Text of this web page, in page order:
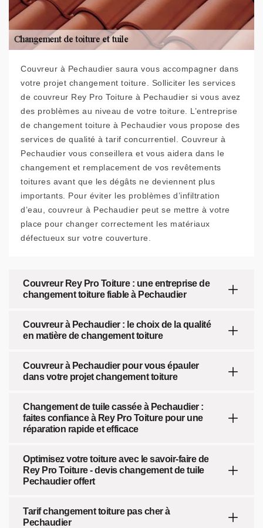
Couvreur à Pechaudier saura vous accompagner dans
votre projet changement toiture. Solliciter les services
de couvreur Rey Pro Toiture à Pechaudier si vous avez
des problèmes au niveau de votre toiture. L’entreprise
de changement toiture à Pechaudier vous propose des
services de qualité à tarif concurrentiel. Couvreur à
Pechaudier vous conseillera et vous aidera dans le
changement et remplacement de vos revêtements
toitures avant que les dégâts ne deviennent plus
importants. Pour éviter les problèmes d’infiltration
d’eau, couvreur à Pechaudier peut se mettre à votre
place pour changer correctement les matériaux
défectueux sur votre couverture.
Couvreur Rey Pro Toiture : une entreprise de
changement toiture fiable à Pechaudier
Couvreur à Pechaudier : le choix de la qualité
en matière de changement toiture
Couvreur à Pechaudier pour vous épauler
dans votre projet changement toiture
Changement de tuile cassée à Pechaudier :
faites confiance à Rey Pro Toiture pour une
réparation rapide et efficace
Optimisez votre toiture avec le savoir-faire de
Rey Pro Toiture - devis changement de tuile
Pechaudier offert
Tarif changement toiture pas cher à
Pechaudier